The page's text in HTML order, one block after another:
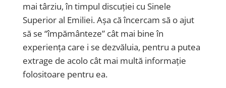
mai târziu, în timpul discuției cu Sinele
Superior al Emiliei. Așa că încercam să o ajut
să se “împământeze” cât mai bine în
experiența care i se dezvăluia, pentru a putea
extrage de acolo cât mai multă informație
folositoare pentru ea.